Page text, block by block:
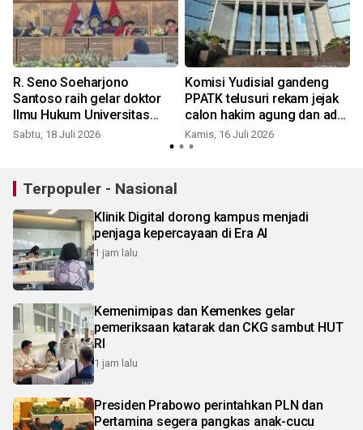
R. Seno Soeharjono
Santoso raih gelar doktor
Ilmu Hukum Universitas
Pancasila
Sabtu, 18 Juli 2026
Komisi Yudisial gandeng
PPATK telusuri rekam jejak
calon hakim agung dan ad
hoc
Kamis, 16 Juli 2026
Terpopuler - Nasional
Klinik Digital dorong kampus menjadi
penjaga kepercayaan di Era AI
1 jam lalu
Kemenimipas dan Kemenkes gelar
pemeriksaan katarak dan CKG sambut HUT
RI
1 jam lalu
Presiden Prabowo perintahkan PLN dan
Pertamina segera pangkas anak-cucu